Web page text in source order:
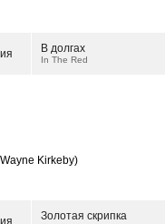
В долгах
In The Red
Kirkeby)
Золотая скрипка